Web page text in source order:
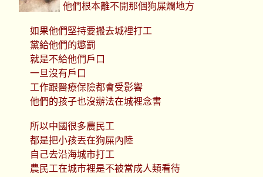
他們根本離不開那個狗屎爛地方
如果他們堅持要搬去城裡打工
黨給他們的懲罰
就是不給他們戶口
一旦沒有戶口
工作跟醫療保險都會受影響
他們的孩子也沒辦法在城裡念書
所以中國很多農民工
都是把小孩丟在狗屎內陸
自己去沿海城市打工
農民工在城市裡是不被當成人類看待